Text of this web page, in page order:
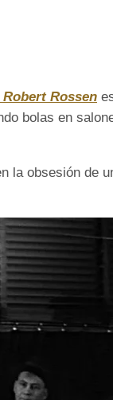
Robert Rossen
bolas en
la obsesión de